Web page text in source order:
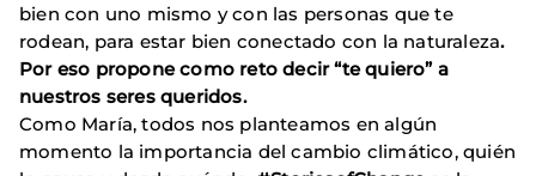
bien con uno mismo y con las personas que te
rodean, para estar bien conectado con la naturaleza.
Por eso propone como reto decir “te quiero” a
nuestros seres queridos.
Como María, todos nos planteamos en algún
momento la importancia del cambio climático, quién